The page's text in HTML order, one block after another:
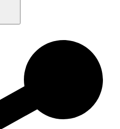
charmantes und treues Haustier
hinweg haben sie die Herzen
und ihrem
Heute wird der Coton de Tuléar
Anpassungsfähigkeit, Intelligenz
Erbe als liebevolle
setzt sich fort und macht
Hundeliebhabern.